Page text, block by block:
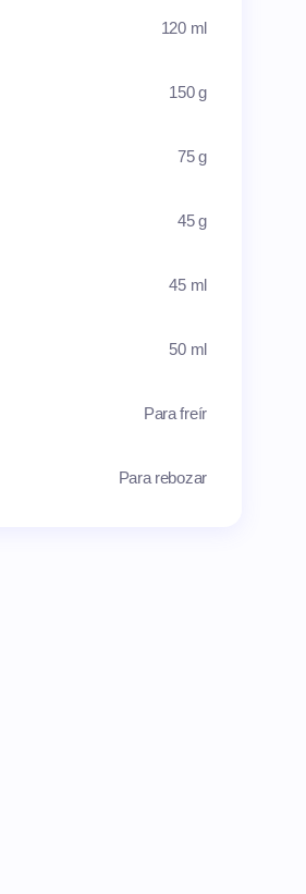
120 ml
150 g
75 g
45 g
45 ml
50 ml
Para freír
Para rebozar